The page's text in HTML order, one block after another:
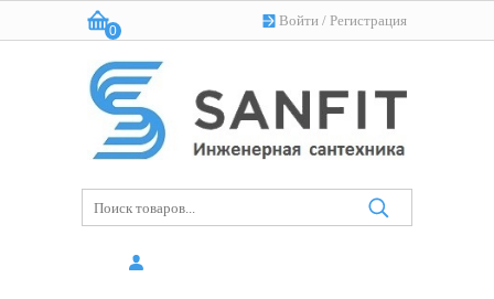
Войти / Регистрация
Корзина:
0
(пусто)